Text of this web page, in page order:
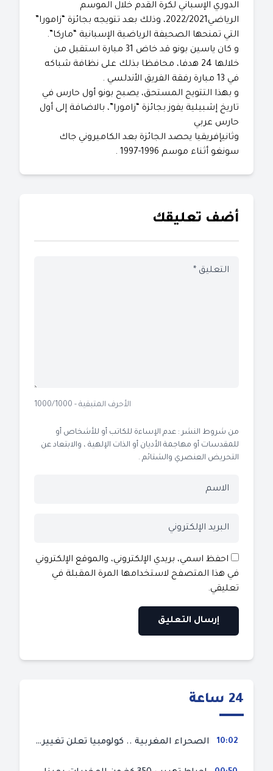
الدوري الإسباني لكرة القدم خلال الموسم
الرياضي2022/2021، وذلك بعد تتويجه بجائزة “زامورا”
التي تمنحها الصحيفة الرياضية الإسبانية “ماركا”.
و كان ياسين بونو قد خاض 31 مبارة استقبل من
خلالها 24 هدفا، محافظا بذلك على نظافة شباكه
في 13 مبارة رفقة الفريق الأندلسي .
و بهذا التتويج المستحق، يصبح بونو أول حارس في
تاريخ إشبيلية يفوز بجائزة “زامورا”، بالاضافة إلى أول
حارس عربي
وثانيإفريقيا يحصد الجائزة بعد الكاميروني جاك
سونغو أثناء موسم 1996-1997 .
أضف تعليقك
الأحرف المتبقية - 1000/1000
من شروط النشر : عدم الإساءة للكاتب أو للأشخاص أو
للمقدسات أو مهاجمة الأديان أو الذات الإلهية ، والابتعاد عن
التحريض العنصري والشتائم .
احفظ اسمي، بريدي الإلكتروني، والموقع الإلكتروني
في هذا المتصفح لاستخدامها المرة المقبلة في
تعليقي.
24 ساعة
10:02 الصحراء المغربية .. كولومبيا تعلن تغييرا في موقفها وتعترف بسيادة المغرب على صحرائه